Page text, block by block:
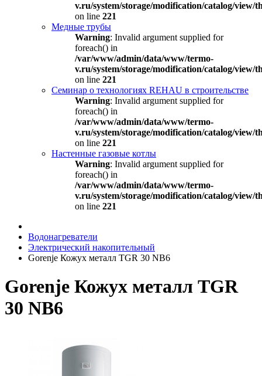
v.ru/system/storage/modification/catalog/view/
on line 221
Медные трубы
Warning: Invalid argument supplied for
foreach() in
/var/www/admin/data/www/termo-
v.ru/system/storage/modification/catalog/view/
on line 221
Семинар о технологиях REHAU в строительстве
Warning: Invalid argument supplied for
foreach() in
/var/www/admin/data/www/termo-
v.ru/system/storage/modification/catalog/view/
on line 221
Настенные газовые котлы
Warning: Invalid argument supplied for
foreach() in
/var/www/admin/data/www/termo-
v.ru/system/storage/modification/catalog/view/
on line 221
Водонагреватели
Электрический накопительный
Gorenje Кожух металл TGR 30 NB6
Gorenje Кожух металл TGR
30 NB6